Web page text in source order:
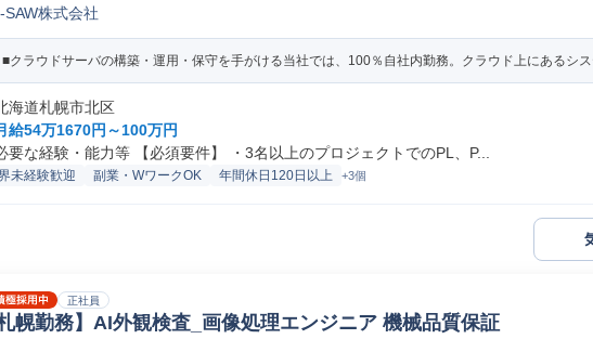
用/サポートエンジニア
SAW株式会社
■クラウドサーバの構築・運用・保守を手がける当社では、100％自社内勤務。クラウド上にあるシ
海道札幌市北区
給54万1670円～100万円
要な経験・能力等 【必須要件】 ・3名以上のプロジェクトでのPL、P...
未経験歓迎 副業・WワークOK 年間休日120日以上 +3個
正社員
札幌勤務】AI外観検査_画像処理エンジニア 機械品質保証